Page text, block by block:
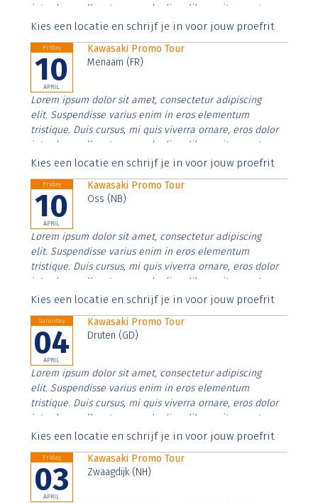
interdum nulla, ut commodo diam libero vitae erat.
Aenean faucibus nibh et justo cursus id rutrum lorem
Kies een locatie en schrijf je in voor jouw proefrit
Friday
10
APRIL
Kawasaki Promo Tour
Menaam (FR)
Lorem ipsum dolor sit amet, consectetur adipiscing
elit. Suspendisse varius enim in eros elementum
tristique. Duis cursus, mi quis viverra ornare, eros dolor
interdum nulla, ut commodo diam libero vitae erat.
Aenean faucibus nibh et justo cursus id rutrum lorem
Kies een locatie en schrijf je in voor jouw proefrit
Friday
10
APRIL
Kawasaki Promo Tour
Oss (NB)
Lorem ipsum dolor sit amet, consectetur adipiscing
elit. Suspendisse varius enim in eros elementum
tristique. Duis cursus, mi quis viverra ornare, eros dolor
interdum nulla, ut commodo diam libero vitae erat.
Aenean faucibus nibh et justo cursus id rutrum lorem
Kies een locatie en schrijf je in voor jouw proefrit
Saturday
04
APRIL
Kawasaki Promo Tour
Druten (GD)
Lorem ipsum dolor sit amet, consectetur adipiscing
elit. Suspendisse varius enim in eros elementum
tristique. Duis cursus, mi quis viverra ornare, eros dolor
interdum nulla, ut commodo diam libero vitae erat.
Aenean faucibus nibh et justo cursus id rutrum lorem
Kies een locatie en schrijf je in voor jouw proefrit
Friday
03
APRIL
Kawasaki Promo Tour
Zwaagdijk (NH)